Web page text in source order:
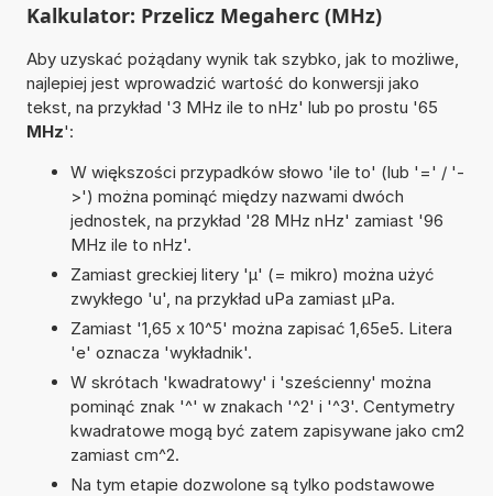
Kalkulator: Przelicz Megaherc (MHz)
Aby uzyskać pożądany wynik tak szybko, jak to możliwe,
najlepiej jest wprowadzić wartość do konwersji jako
tekst, na przykład '3 MHz ile to nHz' lub po prostu '65
MHz':
W większości przypadków słowo 'ile to' (lub '=' / '-
>') można pominąć między nazwami dwóch
jednostek, na przykład '28 MHz nHz' zamiast '96
MHz ile to nHz'.
Zamiast greckiej litery 'µ' (= mikro) można użyć
zwykłego 'u', na przykład uPa zamiast µPa.
Zamiast '1,65 x 10^5' można zapisać 1,65e5. Litera
'e' oznacza 'wykładnik'.
W skrótach 'kwadratowy' i 'sześcienny' można
pominąć znak '^' w znakach '^2' i '^3'. Centymetry
kwadratowe mogą być zatem zapisywane jako cm2
zamiast cm^2.
Na tym etapie dozwolone są tylko podstawowe